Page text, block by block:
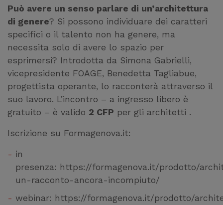
Può avere un senso parlare di un’architettura
di genere? Si possono individuare dei caratteri
specifici o il talento non ha genere, ma
necessita solo di avere lo spazio per
esprimersi? Introdotta da Simona Gabrielli,
vicepresidente FOAGE, Benedetta Tagliabue,
progettista operante, lo racconterà attraverso il
suo lavoro. L’incontro – a ingresso libero è
gratuito – è valido 2 CFP per gli architetti .
Iscrizione su Formagenova.it:
in
presenza: https://formagenova.it/prodotto/
un-racconto-ancora-incompiuto/
webinar: https://formagenova.it/prodotto/